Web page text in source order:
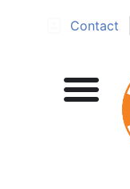
Contact